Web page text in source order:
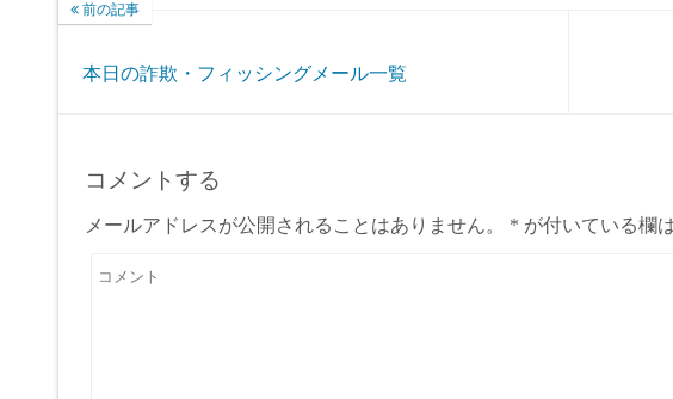
前の記事
本日の詐欺・フィッシングメール一覧
コメントする
メールアドレスが公開されることはありません。 * が付いている欄